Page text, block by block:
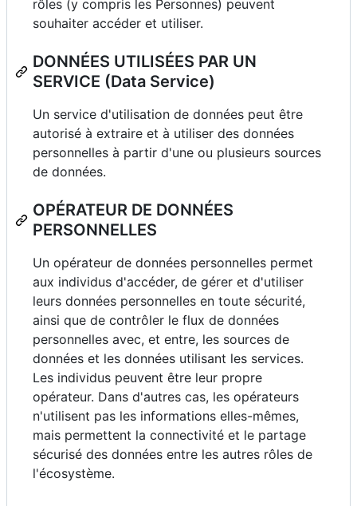
rôles (y compris les Personnes) peuvent
souhaiter accéder et utiliser.
DONNÉES UTILISÉES PAR UN
SERVICE (Data Service)
Un service d'utilisation de données peut être
autorisé à extraire et à utiliser des données
personnelles à partir d'une ou plusieurs sources
de données.
OPÉRATEUR DE DONNÉES
PERSONNELLES
Un opérateur de données personnelles permet
aux individus d'accéder, de gérer et d'utiliser
leurs données personnelles en toute sécurité,
ainsi que de contrôler le flux de données
personnelles avec, et entre, les sources de
données et les données utilisant les services.
Les individus peuvent être leur propre
opérateur. Dans d'autres cas, les opérateurs
n'utilisent pas les informations elles-mêmes,
mais permettent la connectivité et le partage
sécurisé des données entre les autres rôles de
l'écosystème.